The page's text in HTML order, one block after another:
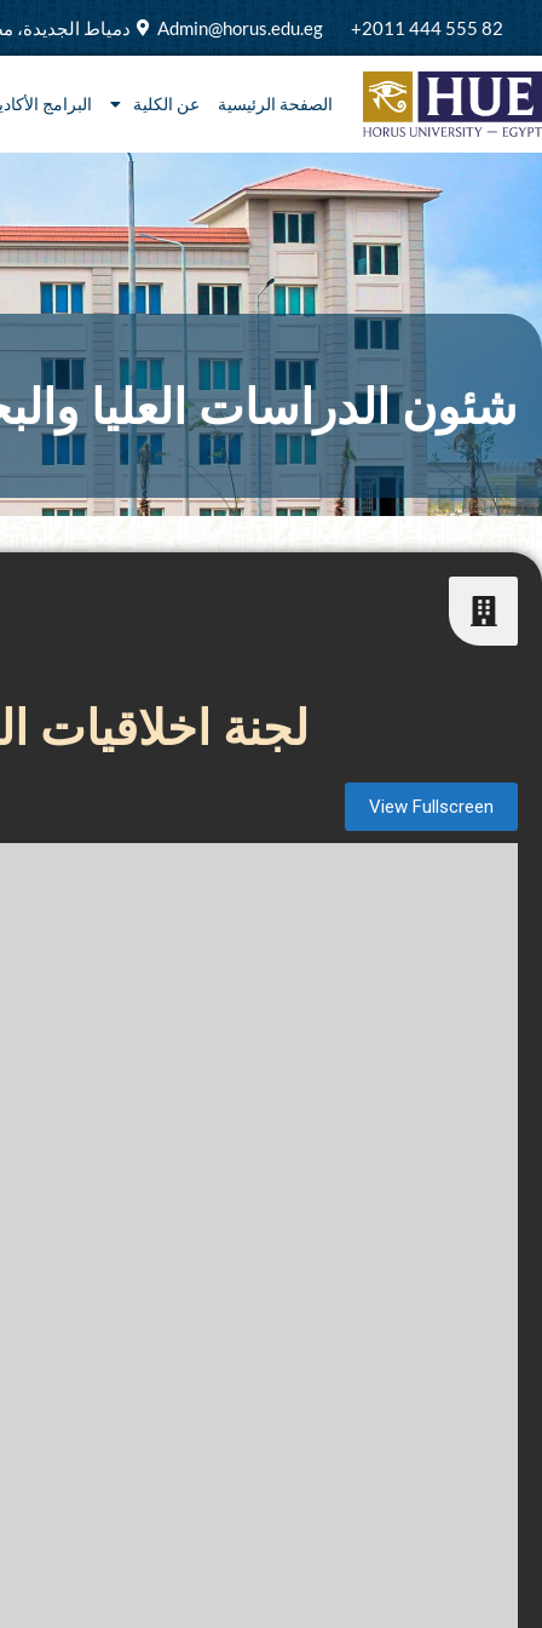
المحتوى
82 555 444 2011+
Admin@horus.edu.eg دمياط الجديدة،
الصفحة الرئيسية عن الكلية البرامج
شئون الدراسات العليا
لجنة اخلاقيات
View Fullscreen